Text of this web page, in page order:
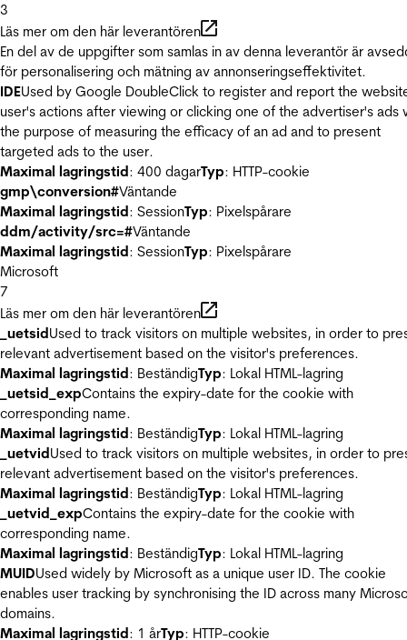
3
Läs mer om den här leverantören
En del av de uppgifter som samlas in av denna leverantör är
för personalisering och mätning av annonseringseffektivitet.
IDEUsed by Google DoubleClick to register and report the
user's actions after viewing or clicking one of the advertiser's ads
the purpose of measuring the efficacy of an ad and to present
targeted ads to the user.
Maximal lagringstid: 400 dagarTyp: HTTP-cookie
gmp\conversion#Väntande
Maximal lagringstid: SessionTyp: Pixelspårare
ddm/activity/src=#Väntande
Maximal lagringstid: SessionTyp: Pixelspårare
Microsoft
7
Läs mer om den här leverantören
_uetsidUsed to track visitors on multiple websites, in order to
relevant advertisement based on the visitor's preferences.
Maximal lagringstid: BeständigTyp: Lokal HTML-lagring
_uetsid_expContains the expiry-date for the cookie with
corresponding name.
Maximal lagringstid: BeständigTyp: Lokal HTML-lagring
_uetvidUsed to track visitors on multiple websites, in order to
relevant advertisement based on the visitor's preferences.
Maximal lagringstid: BeständigTyp: Lokal HTML-lagring
_uetvid_expContains the expiry-date for the cookie with
corresponding name.
Maximal lagringstid: BeständigTyp: Lokal HTML-lagring
MUIDUsed widely by Microsoft as a unique user ID. The cookie
enables user tracking by synchronising the ID across many
domains.
Maximal lagringstid: 1 årTyp: HTTP-cookie